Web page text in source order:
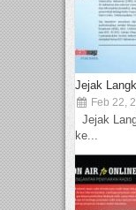
Jejak
Feb 22,
Jejak
ke...